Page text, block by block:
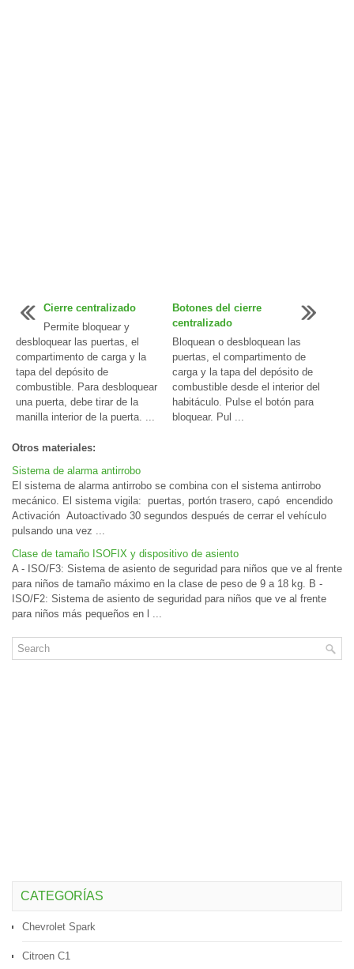
Cierre centralizado
Permite bloquear y
desbloquear las puertas, el
compartimento de carga y la
tapa del depósito de
combustible. Para desbloquear
una puerta, debe tirar de la
manilla interior de la puerta. ...
Botones del cierre
centralizado
Bloquean o desbloquean las
puertas, el compartimento de
carga y la tapa del depósito de
combustible desde el interior del
habitáculo. Pulse el botón para
bloquear. Pul ...
Otros materiales:
Sistema de alarma antirrobo
El sistema de alarma antirrobo se combina con el sistema antirrobo
mecánico. El sistema vigila: puertas, portón trasero, capó encendido
Activación Autoactivado 30 segundos después de cerrar el vehículo
pulsando una vez ...
Clase de tamaño ISOFIX y dispositivo de asiento
A - ISO/F3: Sistema de asiento de seguridad para niños que ve al frente
para niños de tamaño máximo en la clase de peso de 9 a 18 kg. B -
ISO/F2: Sistema de asiento de seguridad para niños que ve al frente
para niños más pequeños en l ...
CATEGORÍAS
Chevrolet Spark
Citroen C1